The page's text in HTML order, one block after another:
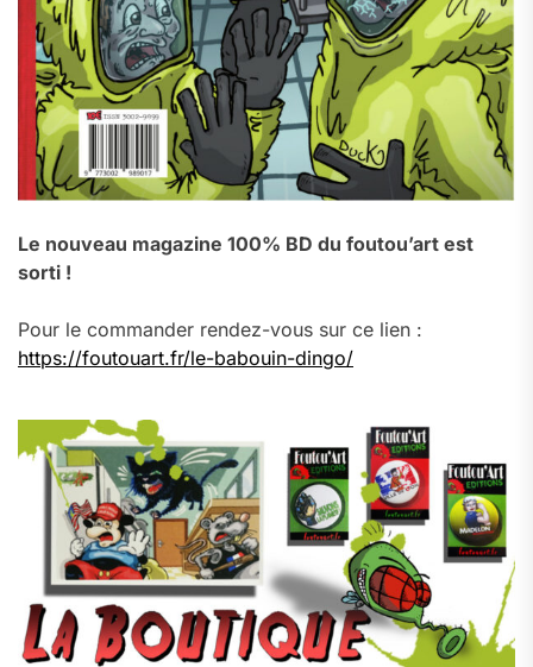
Le nouveau magazine 100% BD du foutou’art est
sorti !
Pour le commander rendez-vous sur ce lien :
https://foutouart.fr/le-babouin-dingo/